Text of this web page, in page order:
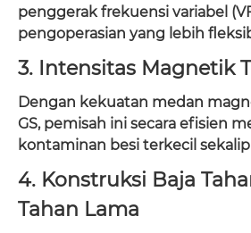
penggerak frekuensi variabel
pengoperasian yang lebih
3. Intensitas Magnetik
Dengan kekuatan medan
GS, pemisah ini secara efisien
kontaminan besi terkecil
4. Konstruksi Baja
Tahan Lama